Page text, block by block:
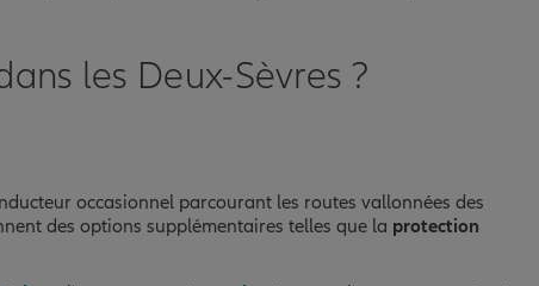
les Deux-Sèvres ?
occasionnel parcourant les routes vallonnées des
des options supplémentaires telles que la protection